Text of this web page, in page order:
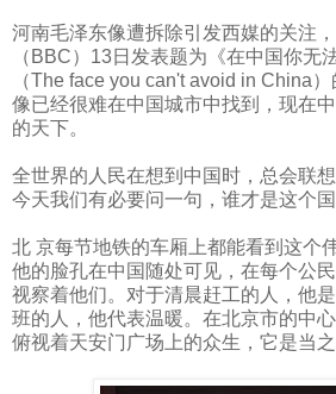
河南毛泽东像遭拆除引发西媒的关注
（ BBC） 13日发表题为《在中国你无
（The face you can't avoid in China
像已经很难在中国城市中找到，现在
的天下。
全世界的人民在想到中国时，总会联
今天我们有必要问一句，谁才是这个
北 京每节地铁的车厢上都能看到这个
他的脸孔在中国随处可见，在每个公
视察着他们。对于清晨赶工的人，他
班的人，他代表温暖。在北京市的中
俯视着天安门广场上的众生，它是当